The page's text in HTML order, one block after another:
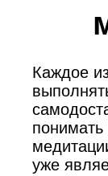
Каждое
понимать
уже